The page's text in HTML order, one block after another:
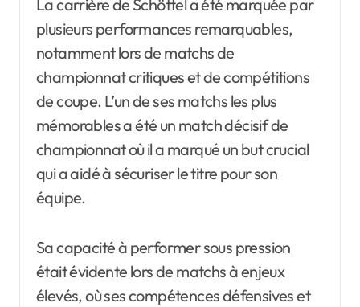
La carrière de Schöttel a été marquée par
plusieurs performances remarquables,
notamment lors de matchs de
championnat critiques et de compétitions
de coupe. L’un de ses matchs les plus
mémorables a été un match décisif de
championnat où il a marqué un but crucial
qui a aidé à sécuriser le titre pour son
équipe.
Sa capacité à performer sous pression
était évidente lors de matchs à enjeux
élevés, où ses compétences défensives et